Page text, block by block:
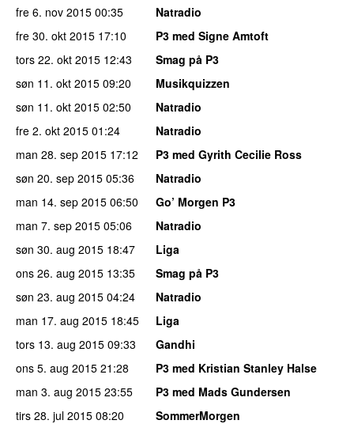
fre 6. nov 2015 00:35
Natradio
fre 30. okt 2015 17:10
P3 med Signe Amtoft
tors 22. okt 2015 12:43
Smag på P3
søn 11. okt 2015 09:20
Musikquizzen
søn 11. okt 2015 02:50
Natradio
fre 2. okt 2015 01:24
Natradio
man 28. sep 2015 17:12
P3 med Gyrith Cecilie Ross
søn 20. sep 2015 05:36
Natradio
man 14. sep 2015 06:50
Go’ Morgen P3
man 7. sep 2015 05:06
Natradio
søn 30. aug 2015 18:47
Liga
ons 26. aug 2015 13:35
Smag på P3
søn 23. aug 2015 04:24
Natradio
man 17. aug 2015 18:45
Liga
tors 13. aug 2015 09:33
Gandhi
ons 5. aug 2015 21:28
P3 med Kristian Stanley Halse
man 3. aug 2015 23:55
P3 med Mads Gundersen
tirs 28. jul 2015 08:20
SommerMorgen